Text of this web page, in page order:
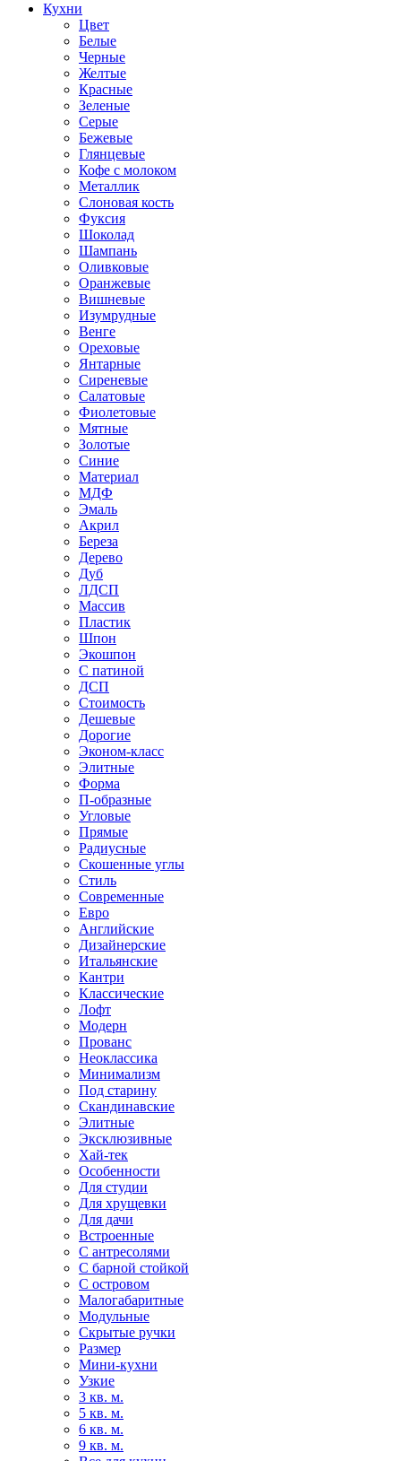
Кухни
Цвет
Белые
Черные
Желтые
Красные
Зеленые
Серые
Бежевые
Глянцевые
Кофе с молоком
Металлик
Слоновая кость
Фуксия
Шоколад
Шампань
Оливковые
Оранжевые
Вишневые
Изумрудные
Венге
Ореховые
Янтарные
Сиреневые
Салатовые
Фиолетовые
Мятные
Золотые
Синие
Материал
МДФ
Эмаль
Акрил
Береза
Дерево
Дуб
ЛДСП
Массив
Пластик
Шпон
Экошпон
С патиной
ДСП
Стоимость
Дешевые
Дорогие
Эконом-класс
Элитные
Форма
П-образные
Угловые
Прямые
Радиусные
Скошенные углы
Стиль
Современные
Евро
Английские
Дизайнерские
Итальянские
Кантри
Классические
Лофт
Модерн
Прованс
Неоклассика
Минимализм
Под старину
Скандинавские
Элитные
Эксклюзивные
Хай-тек
Особенности
Для студии
Для хрущевки
Для дачи
Встроенные
С антресолями
С барной стойкой
С островом
Малогабаритные
Модульные
Скрытые ручки
Размер
Мини-кухни
Узкие
3 кв. м.
5 кв. м.
6 кв. м.
9 кв. м.